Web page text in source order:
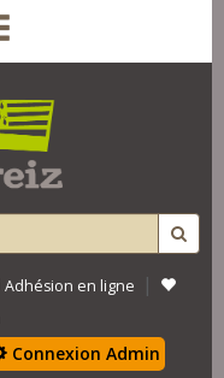
Adhésion en ligne |
Connexion Admin